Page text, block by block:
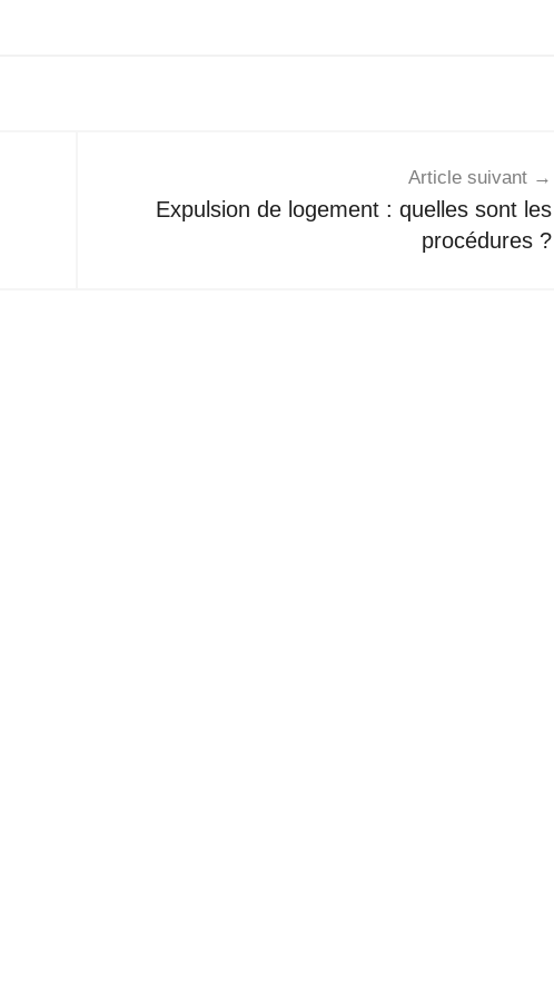
Article suivant
Expulsion de logement : quelles sont les
procédures ?